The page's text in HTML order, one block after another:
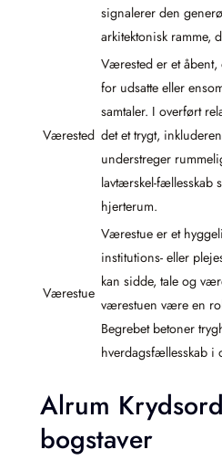
signalerer den
arkitektonisk ramme,
Værested
Værested er et
for udsatte eller
samtaler. I overført
det et trygt,
understreger
lavtærskel-fællesskab
hjerterum.
Værestue
Værestue er et
institutions- eller
kan sidde, tale og
værestuen være en
Begrebet betoner
hverdagsfællesskab i
Alrum
bogstaver